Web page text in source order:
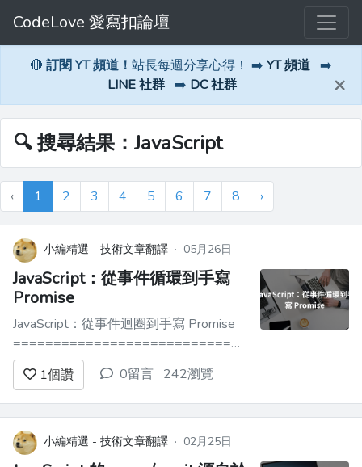
CodeLove 愛寫扣論壇
🔴 訂閱 YT 頻道！ 站長每週分享心得！ ➡️ YT 頻道 ➡️
LINE 社群 ➡️ DC 社群 ×
🔍 搜尋結果：JavaScript
‹ 1 2 3 4 5 6 7 8 ›
小編精選 - 技術文章翻譯 · 05月26日
JavaScript：從事件循環到手寫
Promise
JavaScript：從事件迴圈到手寫 Promise
==============================
完整教學體驗請參閱：[JavaScript：從事
件迴圈到手寫 Promise]
(https://link.juejin.cn?
target=https%3A%2F%2F...
1個讚 0留言 242瀏覽
小編精選 - 技術文章翻譯 · 02月25日